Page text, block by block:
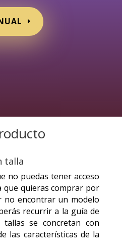
talla
no puedas tener acceso
que quieras comprar por
encontrar un modelo
recurrir a la guía de
se concretan con
las características de la